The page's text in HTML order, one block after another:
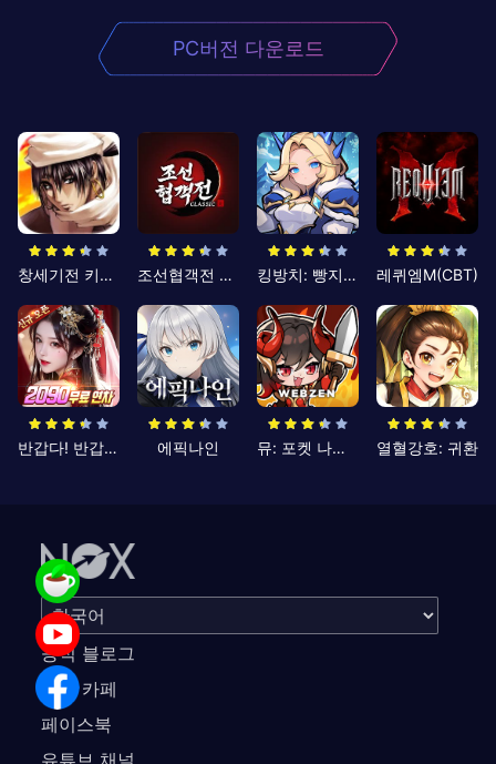
PC버전 다운로드
창세기전 키우기 조선협객전 클래식 킹방치: 빵지의 제왕 레퀴엠M(CBT)
반갑다! 반갑삼국지 에픽나인 뮤: 포켓 나이츠 열혈강호: 귀환
공식 블로그
공식 카페
페이스북
유튜브 채널